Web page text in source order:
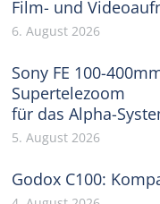
Film- und
6. August 2026
Sony FE 100-
Supertelezoom
für das Alpha-
5. August 2026
Godox C100: